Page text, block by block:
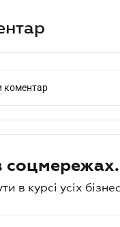
коментар
соцмережах.
в курсі усіх